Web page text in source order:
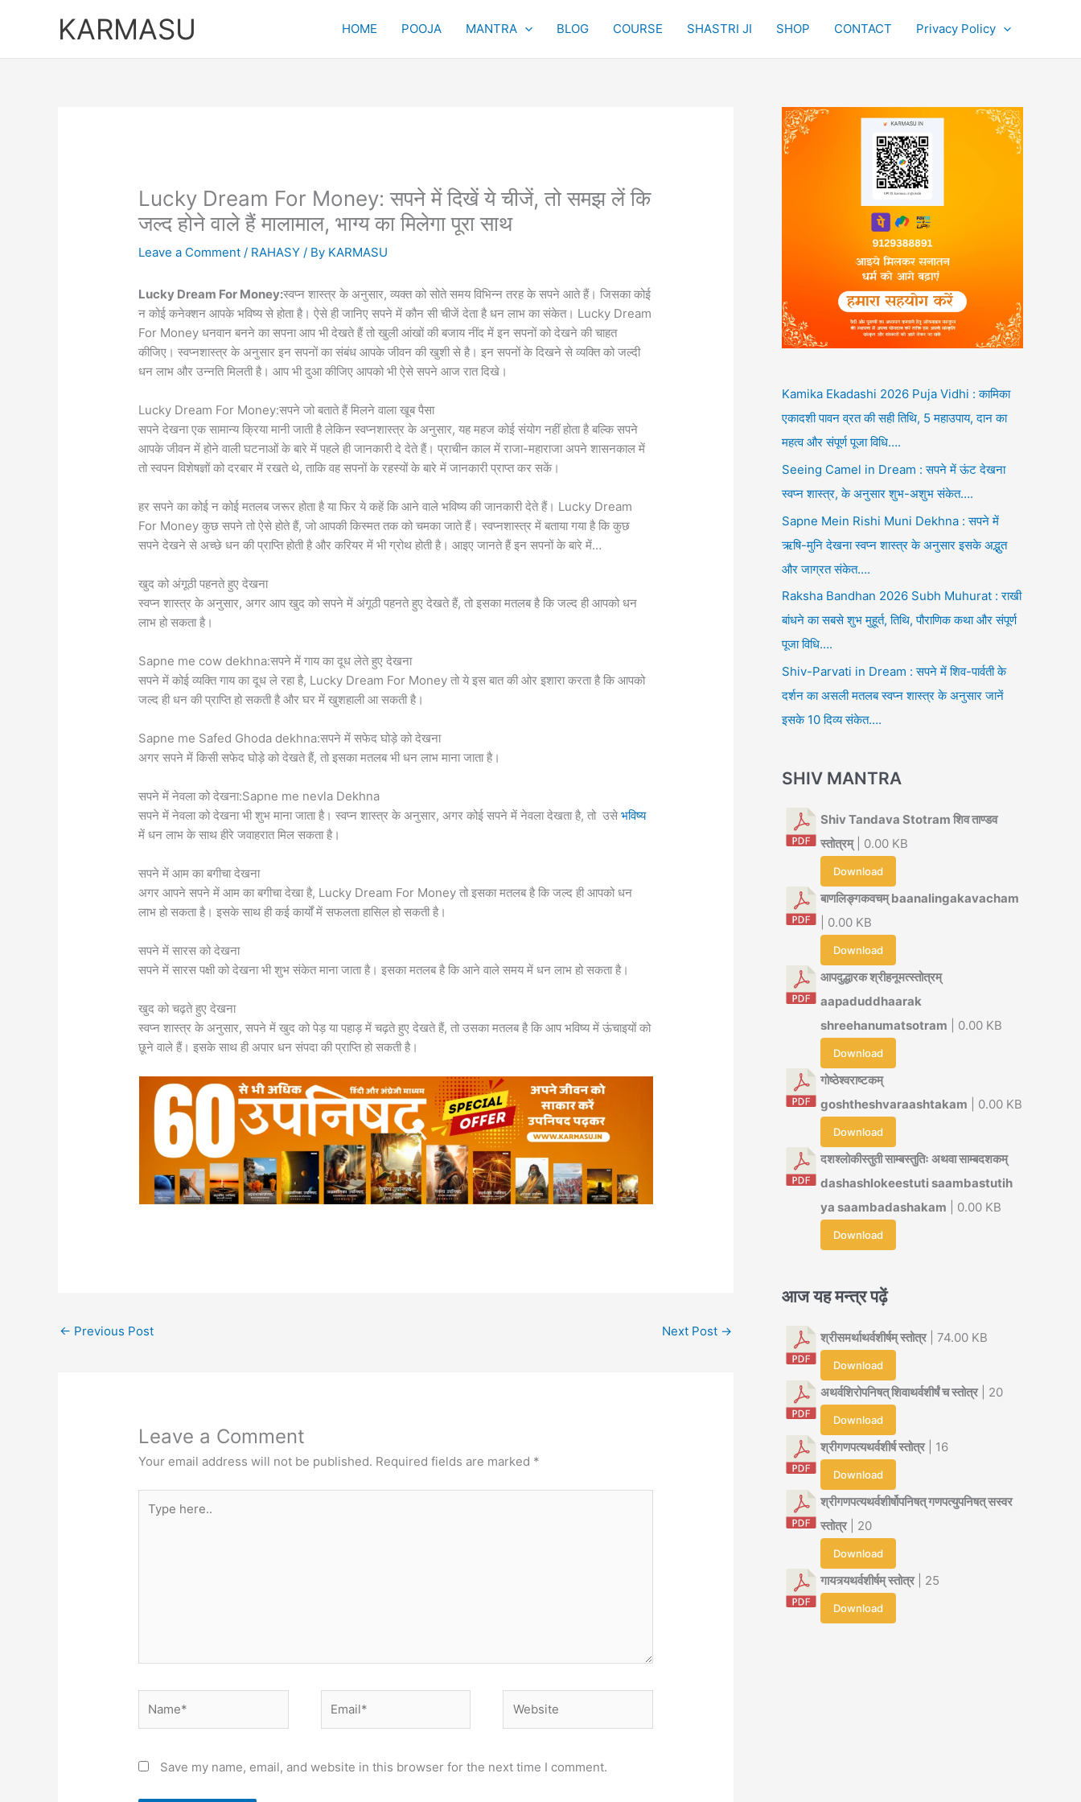
KARMASU HOME POOJA MANTRA BLOG COURSE SHASTRI JI SHOP CONTACT Privacy Policy
Lucky Dream For Money: सपने में दिखें ये चीजें, तो समझ लें कि
जल्द होने वाले हैं मालामाल, भाग्य का मिलेगा पूरा साथ
Leave a Comment / RAHASY / By KARMASU
Lucky Dream For Money:स्वप्न शास्त्र के अनुसार, व्यक्त को सोते समय विभिन्न तरह के सपने आते हैं। जिसका कोई
न कोई कनेक्शन आपके भविष्य से होता है। ऐसे ही जानिए सपने में कौन सी चीजें देता है धन लाभ का संकेत। Lucky Dream
For Money धनवान बनने का सपना आप भी देखते हैं तो खुली आंखों की बजाय नींद में इन सपनों को देखने की चाहत
कीजिए। स्वप्नशास्त्र के अनुसार इन सपनों का संबंध आपके जीवन की खुशी से है। इन सपनों के दिखने से व्यक्ति को जल्दी
धन लाभ और उन्नति मिलती है। आप भी दुआ कीजिए आपको भी ऐसे सपने आज रात दिखे।
Lucky Dream For Money:सपने जो बताते हैं मिलने वाला खूब पैसा
सपने देखना एक सामान्य क्रिया मानी जाती है लेकिन स्वप्नशास्त्र के अनुसार, यह महज कोई संयोग नहीं होता है बल्कि सपने
आपके जीवन में होने वाली घटनाओं के बारे में पहले ही जानकारी दे देते हैं। प्राचीन काल में राजा-महाराजा अपने शासनकाल में
तो स्वपन विशेषज्ञों को दरबार में रखते थे, ताकि वह सपनों के रहस्यों के बारे में जानकारी प्राप्त कर सकें।
हर सपने का कोई न कोई मतलब जरूर होता है या फिर ये कहें कि आने वाले भविष्य की जानकारी देते हैं। Lucky Dream
For Money कुछ सपने तो ऐसे होते हैं, जो आपकी किस्मत तक को चमका जाते हैं। स्वप्नशास्त्र में बताया गया है कि कुछ
सपने देखने से अच्छे धन की प्राप्ति होती है और करियर में भी ग्रोथ होती है। आइए जानते हैं इन सपनों के बारे में…
खुद को अंगूठी पहनते हुए देखना
स्वप्न शास्त्र के अनुसार, अगर आप खुद को सपने में अंगूठी पहनते हुए देखते हैं, तो इसका मतलब है कि जल्द ही आपको धन
लाभ हो सकता है।
Sapne me cow dekhna:सपने में गाय का दूध लेते हुए देखना
सपने में कोई व्यक्ति गाय का दूध ले रहा है, Lucky Dream For Money तो ये इस बात की ओर इशारा करता है कि आपको
जल्द ही धन की प्राप्ति हो सकती है और घर में खुशहाली आ सकती है।
Sapne me Safed Ghoda dekhna:सपने में सफेद घोड़े को देखना
अगर सपने में किसी सफेद घोड़े को देखते हैं, तो इसका मतलब भी धन लाभ माना जाता है।
सपने में नेवला को देखना:Sapne me nevla Dekhna
सपने में नेवला को देखना भी शुभ माना जाता है। स्वप्न शास्त्र के अनुसार, अगर कोई सपने में नेवला देखता है, तो उसेभविष्य
में धन लाभ के साथ हीरे जवाहरात मिल सकता है।
सपने में आम का बगीचा देखना
अगर आपने सपने में आम का बगीचा देखा है, Lucky Dream For Money तो इसका मतलब है कि जल्द ही आपको धन
लाभ हो सकता है। इसके साथ ही कई कार्यों में सफलता हासिल हो सकती है।
सपने में सारस को देखना
सपने में सारस पक्षी को देखना भी शुभ संकेत माना जाता है। इसका मतलब है कि आने वाले समय में धन लाभ हो सकता है।
खुद को चढ़ते हुए देखना
स्वप्न शास्त्र के अनुसार, सपने में खुद को पेड़ या पहाड़ में चढ़ते हुए देखते हैं, तो उसका मतलब है कि आप भविष्य में ऊंचाइयों को
छूने वाले हैं। इसके साथ ही अपार धन संपदा की प्राप्ति हो सकती है।
← Previous Post Next Post →
Leave a Comment
Your email address will not be published. Required fields are marked *
here..
Save my name, email, and website in this browser for the next time I comment.
Kamika Ekadashi 2026 Puja Vidhi : कामिका
एकादशी पावन व्रत की सही तिथि, 5 महाउपाय, दान का
महत्व और संपूर्ण पूजा विधि….
Seeing Camel in Dream : सपने में ऊंट देखना
स्वप्न शास्त्र, के अनुसार शुभ-अशुभ संकेत….
Sapne Mein Rishi Muni Dekhna : सपने में
ऋषि-मुनि देखना स्वप्न शास्त्र के अनुसार इसके अद्भुत
और जाग्रत संकेत….
Raksha Bandhan 2026 Subh Muhurat : राखी
बांधने का सबसे शुभ मुहूर्त, तिथि, पौराणिक कथा और संपूर्ण
पूजा विधि….
Shiv-Parvati in Dream : सपने में शिव-पार्वती के
दर्शन का असली मतलब स्वप्न शास्त्र के अनुसार जानें
इसके 10 दिव्य संकेत….
SHIV MANTRA
Shiv Tandava Stotram शिव ताण्डव
स्तोत्रम्| 0.00 KB
Download
बाणलिङ्गकवचम् baanalingakavacham
| 0.00 KB
Download
आपदुद्धारक श्रीहनूमत्स्तोत्रम्
aapaduddhaarak
shreehanumatsotram | 0.00 KB
Download
गोष्ठेश्वराष्टकम्
goshtheshvaraashtakam | 0.00 KB
Download
दशश्लोकीस्तुती साम्बस्तुतिः अथवा साम्बदशकम्
dashashlokeestuti saambastutih
ya saambadashakam | 0.00 KB
Download
आज यह मन्त्र पढ़ें
श्रीसमर्थाथर्वशीर्षम् स्तोत्र| 74.00 KB
Download
अथर्वशिरोपनिषत् शिवाथर्वशीर्षं च स्तोत्र| 20
Download
श्रीगणपत्यथर्वशीर्ष स्तोत्र| 16
Download
श्रीगणपत्यथर्वशीर्षोपनिषत् गणपत्युपनिषत् सस्वर
स्तोत्र| 20
Download
गायत्र्यथर्वशीर्षम् स्तोत्र| 25
Download